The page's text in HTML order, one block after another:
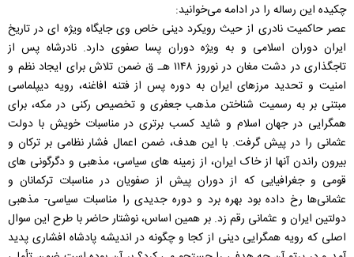
چکیده این رساله را در ادامه می‌خوانید:
عصر حاکمیت نادری از حیث رویکرد دینی خاص وی جایگاه ویژه ای در تاریخ
ایران دوران اسلامی و به ویژه دوران پسا صفوی دارد. نادرشاه پس از
تاجگذاری در دشت مغان در نوروز ۱۱۴۸ هـ ق ضمن تلاش برای ایجاد نظم و
امنیت و تحدید مرزهای ایران به دوره پس از فتنه افاغنه، رویه دیپلماسی
مبتنی بر به رسمیت شناختن مذهب جعفری و تخصیص رکنی در مکه، برای
همگرایی در جهان اسلام و شاید کسب برتری در مناسبات خویش با دولت
عثمانی را در پیش گرفت. با این هدف، ضمن اعمال فشار نظامی بر ترکان و
بیرون راندن آنها از خاک ایران، از زمینه های سیاسی، مذهبی و دگرگونی های
قومی و جغرافیایی که از دوران پیش از صفویان در مناسبات ترکمانان و
عثمانی‌ها رخ داده بود بهره برد و دوره جدیدی را مناسبات سیاسی- مذهبی
دولتین ایران و عثمانی رقم زد. بر همین اساس، نوشتار حاضر با طرح این سوال
اصلی که رویه همگرایی دینی از کجا و چگونه در اندیشه پادشاه افشاری پدید